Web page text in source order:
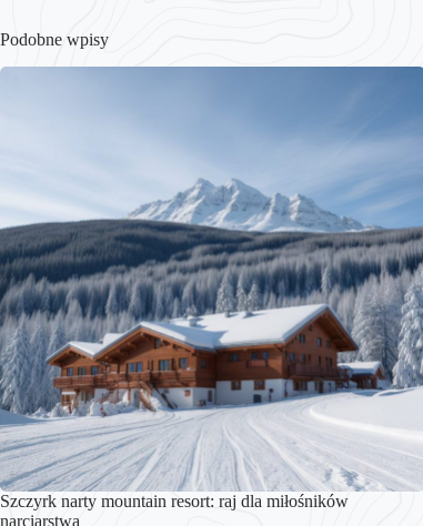
Podobne wpisy
Szczyrk narty mountain resort: raj dla miłośników
narciarstwa